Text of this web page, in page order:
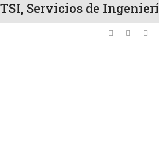
TSI, Servicios de